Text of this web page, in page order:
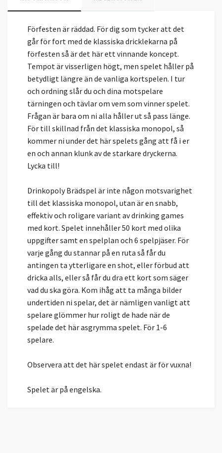
Förfesten är räddad. För dig som tycker att det
går för fort med de klassiska dricklekarna på
förfesten så är det här ett vinnande koncept.
Tempot är visserligen högt, men spelet håller på
betydligt längre än de vanliga kortspelen. I tur
och ordning slår du och dina motspelare
tärningen och tävlar om vem som vinner spelet.
Frågan är bara om ni alla håller ut så pass länge.
För till skillnad från det klassiska monopol, så
kommer ni under det här spelets gång att få i er
en och annan klunk av de starkare dryckerna.
Lycka till!
Drinkopoly Brädspel är inte någon motsvarighet
till det klassiska monopol, utan är en snabb,
effektiv och roligare variant av drinking games
med kort. Spelet innehåller 50 kort med olika
uppgifter samt en spelplan och 6 spelpjäser. För
varje gång du stannar på en ruta så får du
antingen ta ytterligare en shot, eller förbud att
dricka alls, eller så får du dra ett kort som säger
vad du ska göra. Kom ihåg att ta många bilder
undertiden ni spelar, det är nämligen vanligt att
spelare glömmer hur roligt de hade när de
spelade det här asgrymma spelet. För 1-6
spelare.
Observera att det här spelet endast är för vuxna!
Spelet är på engelska.